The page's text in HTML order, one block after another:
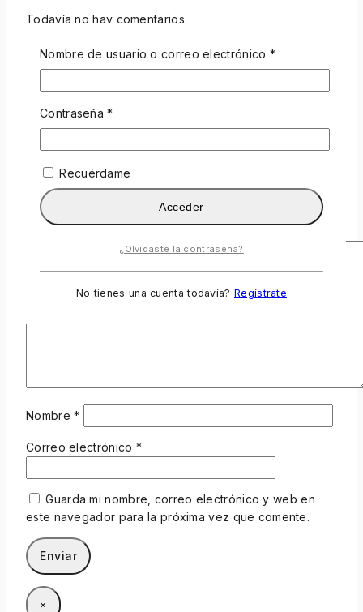
Todavía no hay comentarios.
Sé el primero en opinar "F.O.X. Spectrum
esmalte semipermanente #031 (Shy)"
Los campos obligatorios están marcados con
Su Clasificación*
Examen de título
Nombre*
Correo electrónico *
Guarda mi nombre, correo electrónico y web en
este navegador para la próxima vez que comente.
×
Nombre de usuario o correo electrónico *
Contraseña*
Recuérdame
Acceder
¿Olvidaste la contraseña?
No tienes una cuenta todavía? Regístrate